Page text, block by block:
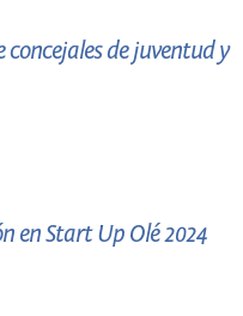
de juventud y
en Start Up Olé 2024